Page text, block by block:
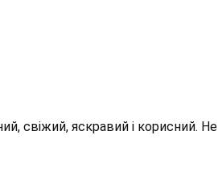
свіжий, яскравий і корисний. Не